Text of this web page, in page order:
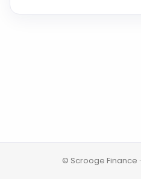
© Scrooge Finance ·